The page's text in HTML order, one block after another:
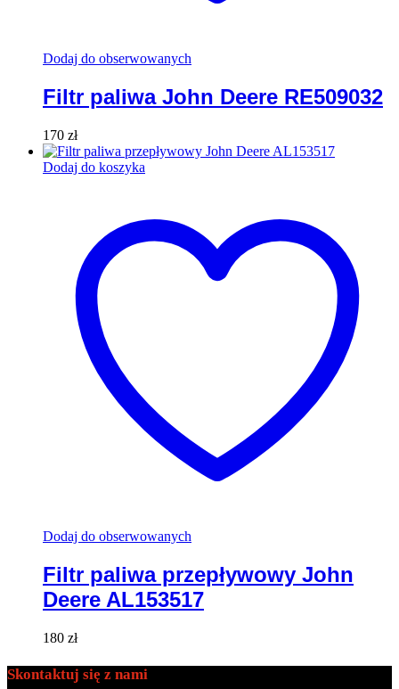
Dodaj do obserwowanych
Filtr paliwa John Deere RE509032
170 zł
Dodaj do koszyka
Dodaj do obserwowanych
Filtr paliwa przepływowy John
Deere AL153517
180 zł
Skontaktuj się z nami